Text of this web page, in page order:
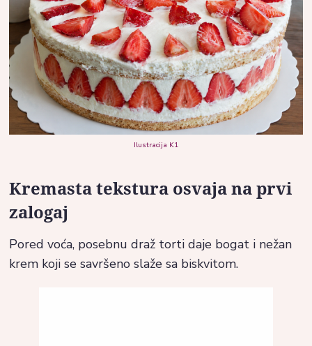
Ilustracija K1
Kremasta tekstura osvaja na prvi
zalogaj
Pored voća, posebnu draž torti daje bogat i nežan
krem koji se savršeno slaže sa biskvitom.